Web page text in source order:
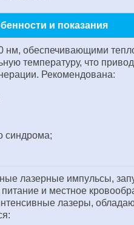
и показания
нм, обеспечивающими
температуру, что
Рекомендована:
синдрома;
лазерные импульсы,
питание и местное
лазеры,